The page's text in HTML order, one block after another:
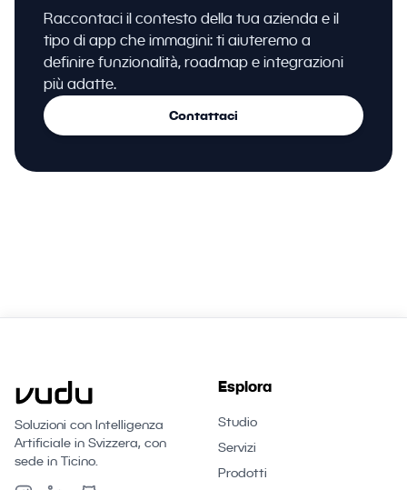
Raccontaci il contesto della tua azienda e il
tipo di app che immagini: ti aiuteremo a
definire funzionalità, roadmap e integrazioni
più adatte.
Contattaci
Soluzioni con Intelligenza
Artificiale in Svizzera, con
sede in Ticino.
Esplora
Studio
Servizi
Prodotti